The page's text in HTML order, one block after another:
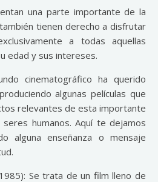
una parte importante de la
tienen derecho a disfrutar
a todas aquellas
edad y sus intereses.
cinematográfico ha querido
algunas películas que
relevantes de esta importante
humanos. Aquí te dejamos
alguna enseñanza o mensaje
Se trata de un film lleno de